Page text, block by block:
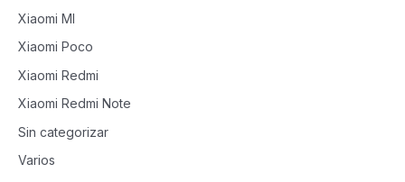
Xiaomi MI
Xiaomi Poco
Xiaomi Redmi
Xiaomi Redmi Note
Sin categorizar
Varios